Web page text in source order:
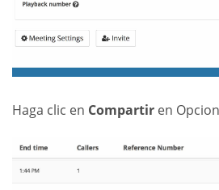
Haga clic en Compartir en